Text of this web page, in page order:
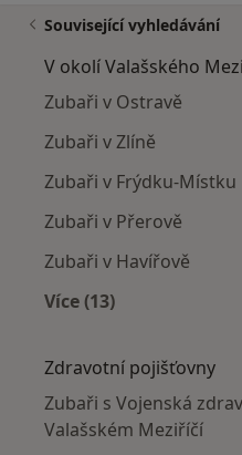
Související vyhledávání
V okolí Valašského
Zubaři v Ostravě
Zubaři v Zlíně
Zubaři v Frýdku-Místku
Zubaři v Přerově
Zubaři v Havířově
Více (13)
Zdravotní pojišťovny
Zubaři s Vojenská
Valašském Meziříčí